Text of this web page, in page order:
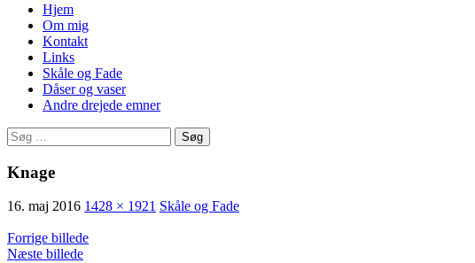
Hjem
Om mig
Kontakt
Links
Skåle og Fade
Dåser og vaser
Andre drejede emner
Søg
efter:
Knage
16. maj 2016 1428 × 1921 Skåle og Fade
Forrige billede
Næste billede